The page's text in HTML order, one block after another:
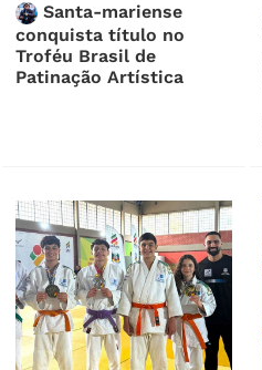
Santa-mariense
conquista título no
Troféu Brasil de
Patinação Artística